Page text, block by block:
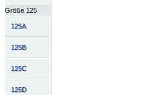
Größe 125
125A
125B
125C
125D